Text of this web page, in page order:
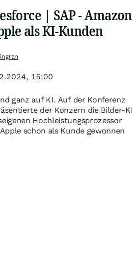
| SAP - Amazon
als KI-Kunden
ganz auf KI. Auf der Konferenz
der Konzern die Bilder-KI
Hochleistungsprozessor
schon als Kunde gewonnen
15:00